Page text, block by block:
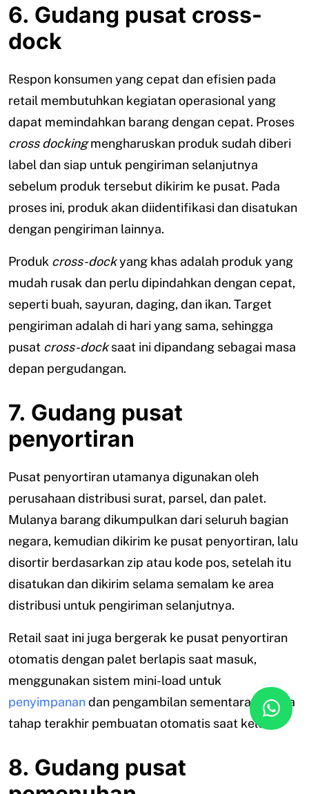
6. Gudang pusat cross-
dock
Respon konsumen yang cepat dan efisien pada
retail membutuhkan kegiatan operasional yang
dapat memindahkan barang dengan cepat. Proses
cross dockingmengharuskan produk sudah diberi
label dan siap untuk pengiriman selanjutnya
sebelum produk tersebut dikirim ke pusat. Pada
proses ini, produk akan diidentifikasi dan disatukan
dengan pengiriman lainnya.
Produk cross-dockyang khas adalah produk yang
mudah rusak dan perlu dipindahkan dengan cepat,
seperti buah, sayuran, daging, dan ikan. Target
pengiriman adalah di hari yang sama, sehingga
pusat cross-docksaat ini dipandang sebagai masa
depan pergudangan.
7. Gudang pusat
penyortiran
Pusat penyortiran utamanya digunakan oleh
perusahaan distribusi surat, parsel, dan palet.
Mulanya barang dikumpulkan dari seluruh bagian
negara, kemudian dikirim ke pusat penyortiran, lalu
disortir berdasarkan zip atau kode pos, setelah itu
disatukan dan dikirim selama semalam ke area
distribusi untuk pengiriman selanjutnya.
Retail saat ini juga bergerak ke pusat penyortiran
otomatis dengan palet berlapis saat masuk,
menggunakan sistem mini-load untuk
penyimpanandan pengambilan sementara, hingga
tahap terakhir pembuatan otomatis saat keluar.
8. Gudang pusat